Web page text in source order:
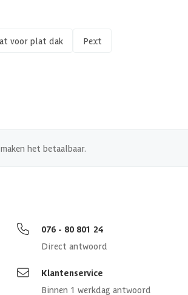
Enkel glas
voor plat dak Pext
het betaalbaar.
076 - 80 801 24
Direct antwoord
Klantenservice
Binnen 1 werkdag antwoord